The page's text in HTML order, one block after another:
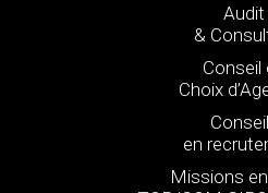
Audit
&
Conseil
Choix
en
Missions